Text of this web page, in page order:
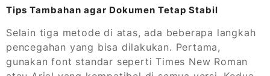
Tips Tambahan agar Dokumen Tetap Stabil
Selain tiga metode di atas, ada beberapa langkah
pencegahan yang bisa dilakukan. Pertama,
gunakan font standar seperti Times New Roman